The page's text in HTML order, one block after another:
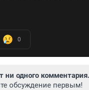
0
ни одного комментария.
обсуждение первым!